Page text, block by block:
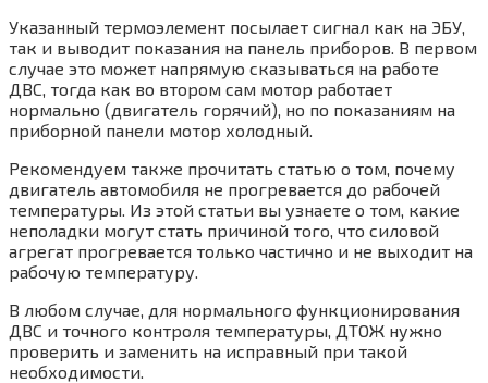
Указанный термоэлемент посылает сигнал как на ЭБУ,
так и выводит показания на панель приборов. В первом
случае это может напрямую сказываться на работе
ДВС, тогда как во втором сам мотор работает
нормально (двигатель горячий), но по показаниям на
приборной панели мотор холодный.
Рекомендуем также прочитать статью о том, почему
двигатель автомобиля не прогревается до рабочей
температуры. Из этой статьи вы узнаете о том, какие
неполадки могут стать причиной того, что силовой
агрегат прогревается только частично и не выходит на
рабочую температуру.
В любом случае, для нормального функционирования
ДВС и точного контроля температуры, ДТОЖ нужно
проверить и заменить на исправный при такой
необходимости.